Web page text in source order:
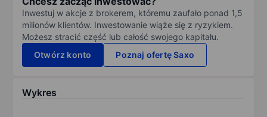
Inwestuj w akcje z brokerem, któremu zaufało ponad 1,5
milionów klientów. Inwestowanie wiąże się z ryzykiem.
Możesz stracić część lub całość swojego kapitału.
Otwórz konto
Poznaj ofertę Saxo
Wykres